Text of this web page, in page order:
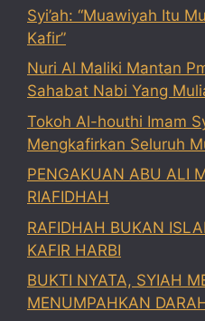
Syi’ah: “Muawiyah Itu
Kafir”
Nuri Al Maliki Mantan
Sahabat Nabi Yang
Tokoh Al-houthi Imam
Mengkafirkan Seluruh
PENGAKUAN ABU ALI
RIAFIDHAH
RAFIDHAH BUKAN
KAFIR HARBI
BUKTI NYATA, SYIAH
MENUMPAHKAN